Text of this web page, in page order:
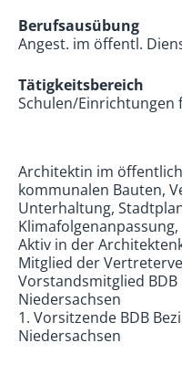
Berufsausübung
Angest. im öffentl.
Tätigkeitsbereich
Schulen/Einrichtungen
Architektin im
kommunalen Bauten,
Unterhaltung,
Aktiv in der
Mitglied der
Vorstandsmitglied
Niedersachsen
1. Vorsitzende BDB
Niedersachsen